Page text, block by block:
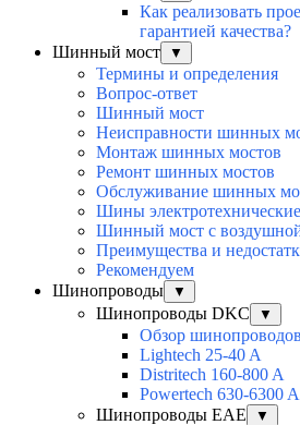
Как реализовать
гарантией качества?
Шинный мост
▼
Термины и определения
Вопрос-ответ
Шинный мост
Неисправности шинных
Монтаж шинных мостов
Ремонт шинных мостов
Обслуживание шинных
Шины электротехнические
Шинный мост с
Преимущества и
Рекомендуем
Шинопроводы
▼
Шинопроводы DKC ▼
Обзор
Lightech 25-40 A
Distritech 160-800 A
Powertech 630-6300 A
Шинопроводы EAE
▼